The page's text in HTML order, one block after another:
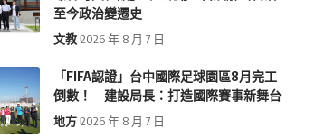
至今政治變遷史
文教 2026 年 8 月 7 日
「FIFA認證」台中國際足球園區8月完工
倒數！ 建設局長：打造國際賽事新舞台
地方 2026 年 8 月 7 日